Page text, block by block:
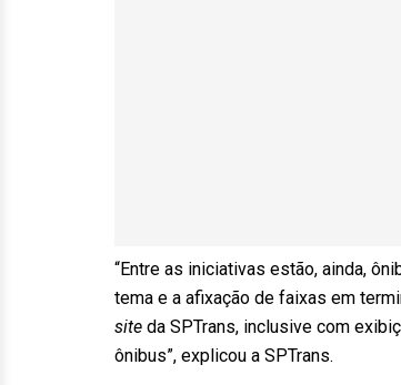
“Entre as iniciativas estão, ainda,
tema e a afixação de faixas em
site da SPTrans, inclusive com
ônibus”, explicou a SPTrans.